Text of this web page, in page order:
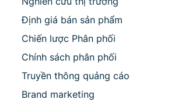
Định giá bán sản phẩm
Chiến lược Phân phối
Chính sách phân phối
Truyền thông quảng cáo
Brand marketing